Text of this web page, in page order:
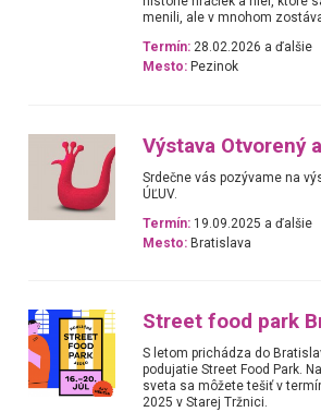
menili, ale v mnohom
Termín: 28.02.2026 a ďalšie
Mesto: Pezinok
Výstava Otvorený
Srdečne vás pozývame na
ÚĽUV.
Termín: 19.09.2025 a ďalšie
Mesto: Bratislava
Street food park
S letom prichádza do
podujatie Street Food Park.
sveta sa môžete tešiť v
2025 v Starej Tržnici.